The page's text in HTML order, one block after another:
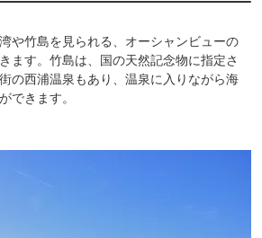
や竹島を見られる、オーシャンビューの
ます。竹島は、国の天然記念物に指定さ
の西浦温泉もあり、温泉に入りながら海
できます。